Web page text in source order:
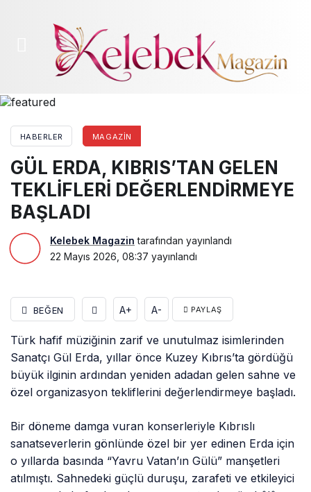
HABERLER MAGAZIN
GÜL ERDA, KIBRIS’TAN GELEN
TEKLİFLERİ DEĞERLENDİRMEYE
BAŞLADI
Kelebek Magazin tarafından yayınlandı
22 Mayıs 2026, 08:37 yayınlandı
BEĞEN A+ A- PAYLAŞ
Türk hafif müziğinin zarif ve unutulmaz isimlerinden
Sanatçı Gül Erda, yıllar önce Kuzey Kıbrıs’ta gördüğü
büyük ilginin ardından yeniden adadan gelen sahne ve
özel organizasyon tekliflerini değerlendirmeye başladı.
Bir döneme damga vuran konserleriyle Kıbrıslı
sanatseverlerin gönlünde özel bir yer edinen Erda için
o yıllarda basında “Yavru Vatan’ın Gülü” manşetleri
atılmıştı. Sahnedeki güçlü duruşu, zarafeti ve etkileyici
DEĞERLENDİRMEYE BAŞLADI